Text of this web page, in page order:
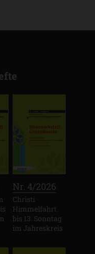
Nr. 4/2026
Christi
Himmelfahrt
bis 13. Sonntag
im Jahreskreis